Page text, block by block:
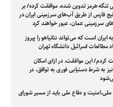
تنگه هرمز تدوین شده، موافقت کرده/ بر
فارس از طریق آب‌های سرزمینی ایران در
سرزمینی عمان، عبور خواهند کرد
است که می‌تواند نتانیاهو را پیروز
مطالعات اسرائیل دانشگاه تهران
کردم/ این موافقت، در ازای امکان
به شرط دستیابی فوری به توافق، در
و دفاع ملی باید از مسیر شورای